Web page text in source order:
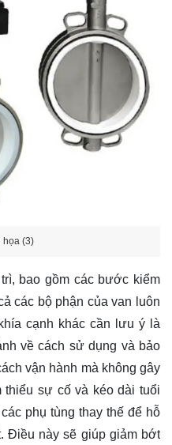
họa (3)
bao gồm các bước kiểm
các bộ phận của van luôn
cạnh khác cần lưu ý là
về cách sử dụng và bảo
vận hành mà không gây
sự cố và kéo dài tuổi
phụ tùng thay thế để hỗ
Điều này sẽ giúp giảm bớt